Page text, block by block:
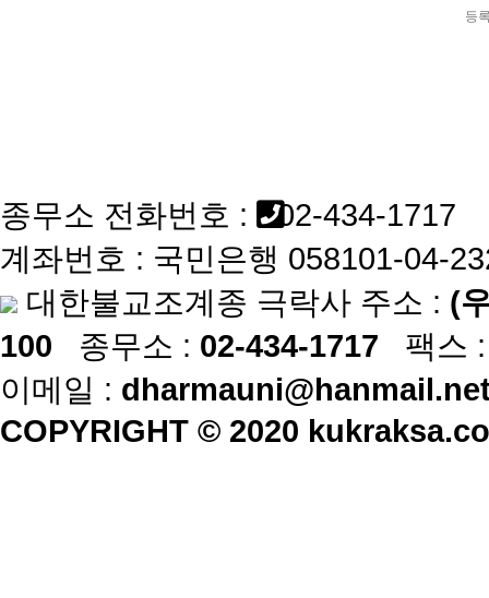
등
종무소 전화번호 :
02-434-1717
계좌번호 : 국민은행 058101-04-
대한불교조계종 극락사 주소 : (
100
종무소 : 02-434-1717
팩스
이메일 :
COPYRIGHT © 2020